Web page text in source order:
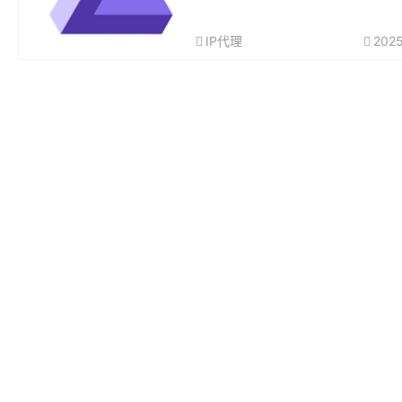
靠地访问公共网页数据。OKKPro...
IP代理